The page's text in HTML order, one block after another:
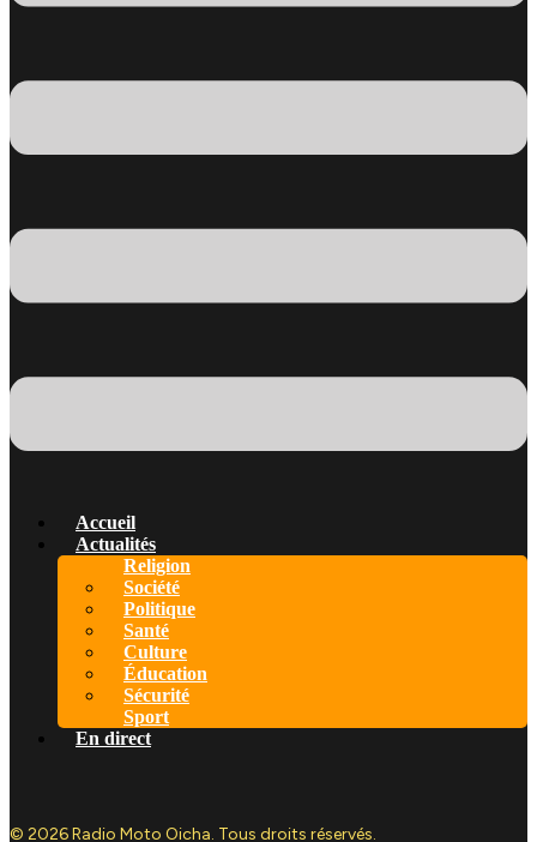
Accueil
Actualités
Religion
Société
Politique
Santé
Culture
Éducation
Sécurité
Sport
En direct
© 2026 Radio Moto Oicha. Tous droits réservés.